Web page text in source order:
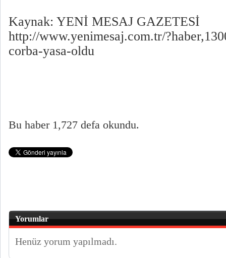
Kaynak: YENİ MESAJ GAZETESİ
http://www.yenimesaj.com.tr/
corba-yasa-oldu
Bu haber 1,727 defa okundu.
Yorumlar
Henüz yorum yapılmadı.